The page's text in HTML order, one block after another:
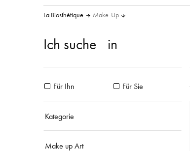
La Biosthétique Make-Up
Ich suche in
Für Ihn Für Sie
Kategorie
Make up Art